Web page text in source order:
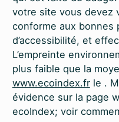
votre site vous devez
conforme aux bonnes
d’accessibilité, et
L’empreinte
plus faible que la
www.ecoindex.frle .
évidence sur la page
ecoIndex; voir